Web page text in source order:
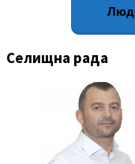
Селищна рада